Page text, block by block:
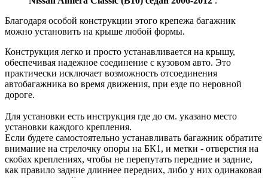
Благодаря особой конструкции этого крепежа багажник
можно установить на крыше любой формы.
Конструкция легко и просто устанавливается на крышу,
обеспечивая надежное соединение с кузовом авто. Это
практически исключает возможность отсоединения
автобагажника во время движения, при езде по неровной
дороге.
Для установки есть инструкция где до см. указано место
установки каждого крепления.
Если будете самостоятельно устанавливать багажник обратите
внимание на стрелочку опоры на БК1, и метки - отверстия на
скобах креплениях, чтобы не перепутать передние и задние,
как правило задние длиннее передних, либо у них одинаковая